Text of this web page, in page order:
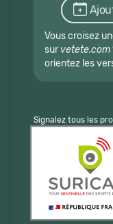
Vous croisez
sur vetete.com
orientez les
Signalez tous les